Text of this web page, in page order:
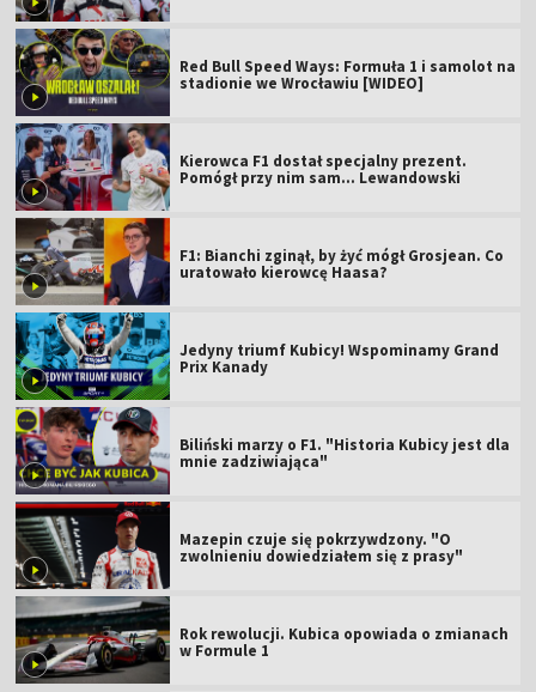
Red Bull Speed Ways: Formuła 1 i samolot na
stadionie we Wrocławiu [WIDEO]
Kierowca F1 dostał specjalny prezent.
Pomógł przy nim sam... Lewandowski
F1: Bianchi zginął, by żyć mógł Grosjean. Co
uratowało kierowcę Haasa?
Jedyny triumf Kubicy! Wspominamy Grand
Prix Kanady
Biliński marzy o F1. "Historia Kubicy jest dla
mnie zadziwiająca"
Mazepin czuje się pokrzywdzony. "O
zwolnieniu dowiedziałem się z prasy"
Rok rewolucji. Kubica opowiada o zmianach
w Formule 1